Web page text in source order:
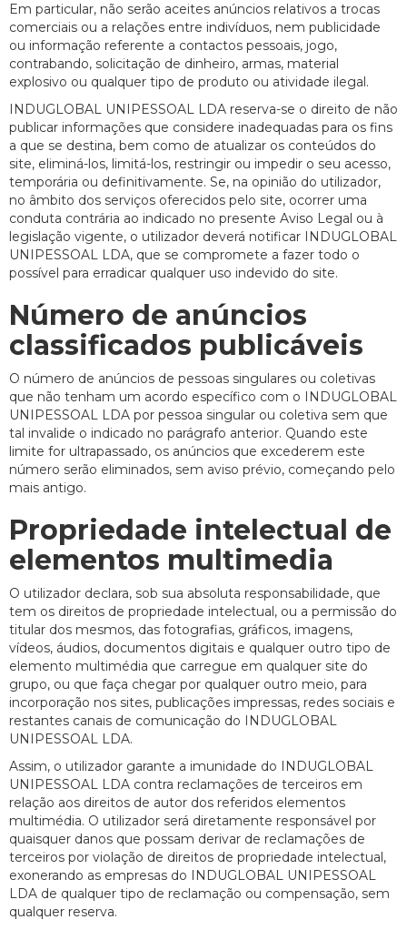
Em particular, não serão aceites anúncios relativos a trocas
comerciais ou a relações entre indivíduos, nem publicidade
ou informação referente a contactos pessoais, jogo,
contrabando, solicitação de dinheiro, armas, material
explosivo ou qualquer tipo de produto ou atividade ilegal.
INDUGLOBAL UNIPESSOAL LDA reserva-se o direito de não
publicar informações que considere inadequadas para os fins
a que se destina, bem como de atualizar os conteúdos do
site, eliminá-los, limitá-los, restringir ou impedir o seu acesso,
temporária ou definitivamente. Se, na opinião do utilizador,
no âmbito dos serviços oferecidos pelo site, ocorrer uma
conduta contrária ao indicado no presente Aviso Legal ou à
legislação vigente, o utilizador deverá notificar INDUGLOBAL
UNIPESSOAL LDA, que se compromete a fazer todo o
possível para erradicar qualquer uso indevido do site.
Número de anúncios
classificados publicáveis
O número de anúncios de pessoas singulares ou coletivas
que não tenham um acordo específico com o INDUGLOBAL
UNIPESSOAL LDA por pessoa singular ou coletiva sem que
tal invalide o indicado no parágrafo anterior. Quando este
limite for ultrapassado, os anúncios que excederem este
número serão eliminados, sem aviso prévio, começando pelo
mais antigo.
Propriedade intelectual de
elementos multimedia
O utilizador declara, sob sua absoluta responsabilidade, que
tem os direitos de propriedade intelectual, ou a permissão do
titular dos mesmos, das fotografias, gráficos, imagens,
vídeos, áudios, documentos digitais e qualquer outro tipo de
elemento multimédia que carregue em qualquer site do
grupo, ou que faça chegar por qualquer outro meio, para
incorporação nos sites, publicações impressas, redes sociais e
restantes canais de comunicação do INDUGLOBAL
UNIPESSOAL LDA.
Assim, o utilizador garante a imunidade do INDUGLOBAL
UNIPESSOAL LDA contra reclamações de terceiros em
relação aos direitos de autor dos referidos elementos
multimédia. O utilizador será diretamente responsável por
quaisquer danos que possam derivar de reclamações de
terceiros por violação de direitos de propriedade intelectual,
exonerando as empresas do INDUGLOBAL UNIPESSOAL
LDA de qualquer tipo de reclamação ou compensação, sem
qualquer reserva.